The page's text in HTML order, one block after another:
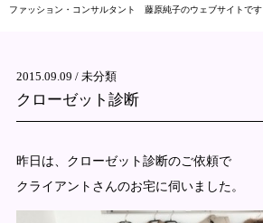
ファッション・コンサルタント 藤原純子のウェブサイトです
2015.09.09 / 未分類
クローゼット診断
昨日は、クローゼット診断のご依頼で
クライアントさんのお宅に伺いました。